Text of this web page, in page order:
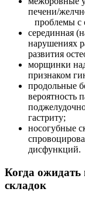
печени/
проблемы с
серединная
нарушениях
развития
морщинки
признаком
продольные
вероятность
гастриту;
носогубные
дисфункций.
Когда ожидать
складок